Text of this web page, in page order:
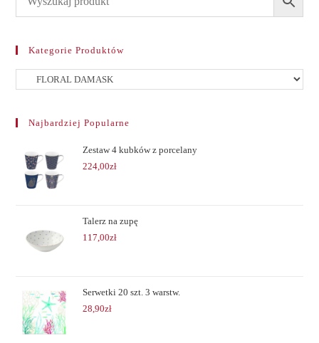
Kategorie Produktów
Najbardziej Popularne
Zestaw 4 kubków z porcelany
224,00zł
Talerz na zupę
117,00zł
Serwetki 20 szt. 3 warstw.
28,90zł